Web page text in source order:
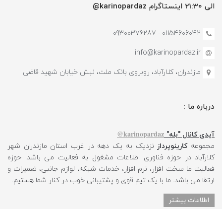
الی 21:30 اینستاگرام karinopardaz@
01154606042 - 09300376287
info@karinopardaz.ir
مازندران، کلارآباد، روبروی بانک ملت، نبش خیابان شهید قاضی
درباره ما :
آیدی کانال "بله" karinopardaz@
مجموعهکارینوپرداز نزدیک به یک دهه در غرب استان مازندران شهر
کلارآباد در حوزه فناوری اطلاعات مشغول به فعالیت می باشد. حوزه
فعالیت ما سخت افزار، نرم افزار، خدمات شبکه، لوازم جانبی، تعمیرات و
ارتقا می باشد. ما با یک تیم قوی و پشتیبانی خوب در کنار شما هستیم.
اطلاعات بیشتر